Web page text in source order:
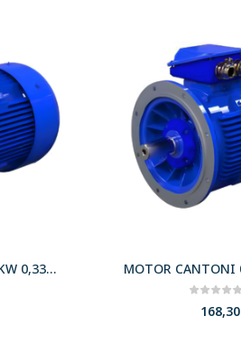
MOTOR CANTONI 0,25KW 0,33CV 3000 B5 T63 230/400 IE2
168,30